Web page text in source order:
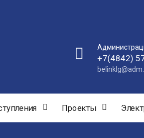
+7(4842)
Проекты